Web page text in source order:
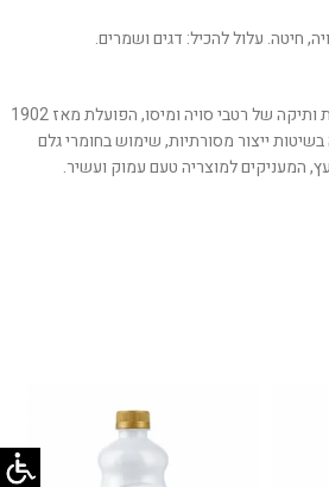
חיטה. עלול להכיל: דגים ושמרים.
Yamaki Jozo היא יצרנית יפנית ותיקה של רטבי סויה ומיסו, הפועלת מאז 1902
ייצור מסורתיות, שימוש בחומרי גלם
המעניקים למוצריה טעם עמוק ועשיר.